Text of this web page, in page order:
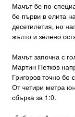
Мачът бе по-
бе първи в елита
десетилетия, но
жълто и зелено
Мачът започна с
Мартин Петков
Григоров точно бе
От четири метра
сбърка за 1:0.